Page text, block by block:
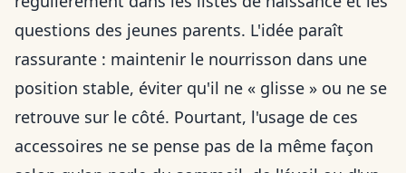
questions des jeunes parents. L'idée paraît
rassurante : maintenir le nourrisson dans une
position stable, éviter qu'il ne « glisse » ou ne se
retrouve sur le côté. Pourtant, l'usage de ces
accessoires ne se pense pas de la même façon